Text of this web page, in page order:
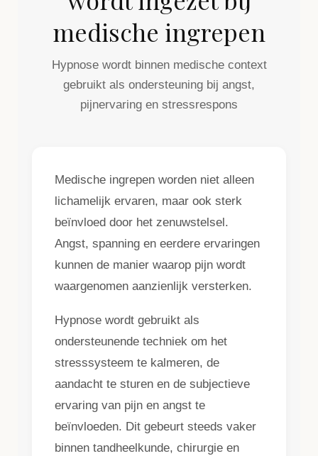
medische ingrepen
Hypnose wordt binnen medische context
gebruikt als ondersteuning bij angst,
pijnervaring en stressrespons
Medische ingrepen worden niet alleen
lichamelijk ervaren, maar ook sterk
beïnvloed door het zenuwstelsel.
Angst, spanning en eerdere ervaringen
kunnen de manier waarop pijn wordt
waargenomen aanzienlijk versterken.
Hypnose wordt gebruikt als
ondersteunende techniek om het
stresssysteem te kalmeren, de
aandacht te sturen en de subjectieve
ervaring van pijn en angst te
beïnvloeden. Dit gebeurt steeds vaker
binnen tandheelkunde, chirurgie en